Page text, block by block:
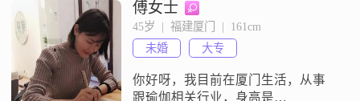
于性格和为人处世，我觉得自己是
一个责任感强的人，对待事情会认
真负责到底##3002##平时心态比较
乐观积极，遇到难题也愿意往好的
傅女士
45岁  |  福建厦门  |  161cm
未婚
大专
你好呀，我目前在厦门生活，从事
跟瑜伽相关行业，身高是